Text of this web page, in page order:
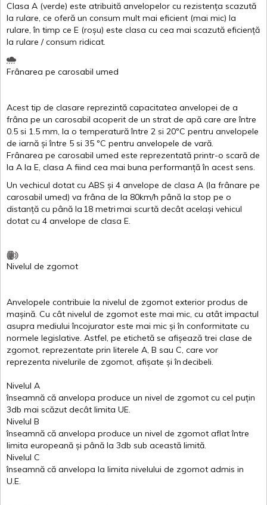
Clasa A (verde) este atribuită anvelopelor cu rezistența scazută
la rulare, ce oferă un consum mult mai eficient (mai mic) la
rulare,în timp ce E (roșu) este clasa cu cea mai scazută eficiență
la rulare /consum ridicat.
Frânarea pe carosabil umed
Acest tip de clasare reprezintă capacitatea anvelopei de a
frâna pe un carosabil acoperit de un strat de apă care areîntre
0.5 si 1.5 mm, la o temperatură între 2 si 20ºC pentru anvelopele
de iarnă și între 5 si 35 ºC pentru anvelopele de vară.
Frânarea pe carosabil umed este reprezentată printr-o scară de
la A la E, clasa A fiind cea mai buna performanță în acest sens.
Un vechicul dotat cu ABS și 4 anvelope de clasa A (la frânare pe
carosabil umed) va frâna de la 80km/h până la stop pe o
distanță cu până la 18 metrimai scurtă decât același vehicul
dotat cu 4 anvelope de clasa E.
Nivelul de zgomot
Anvelopele contribuie la nivelul de zgomot exterior produs de
mașină. Cu cât nivelul de zgomot este mai mic, cu atât impactul
asupra mediului încojurator este mai mic și în conformitate cu
normele legislative. Astfel, pe etichetă se afișează trei clase de
zgomot, reprezentate prin literele A, B sau C, care vor
reprezenta nivelurile de zgomot, afișate și îndecibeli.
Nivelul A
înseamnă că anvelopa produce un nivel de zgomot cu cel puțin
3db mai scăzut decât limita UE.
Nivelul B
înseamnă că anvelopa produce un nivel de zgomot aflat între
limita europeană și până la 3db sub această limită.
Nivelul C
înseamnă că anvelopa la limita nivelului de zgomot admis in
U.E.